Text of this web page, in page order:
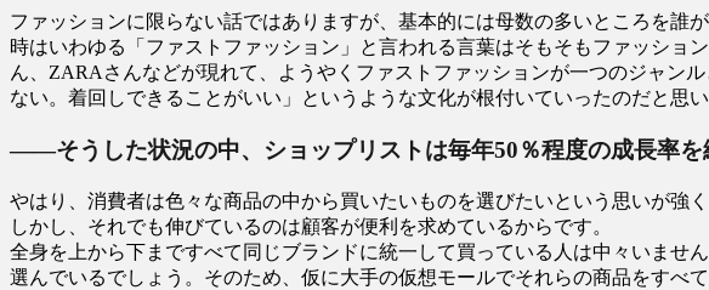
ファッションに限らない話ではありますが、基本的には母数の多いところを誰
時はいわゆる「ファストファッション」と言われる言葉はそもそもファッショ
ん、ZARAさんなどが現れて、ようやくファストファッションが一つのジャン
ない。着回しできることがいい」というような文化が根付いていったのだと思い
――そうした状況の中、ショップリストは毎年50％程度の成長率を
やはり、消費者は色々な商品の中から買いたいものを選びたいという思いが強
しかし、それでも伸びているのは顧客が便利を求めているからです。
全身を上から下まですべて同じブランドに統一して買っている人は中々いま
選んでいるでしょう。そのため、仮に大手の仮想モールでそれらの商品をすべ